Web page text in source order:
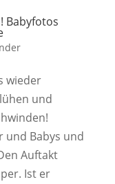
Babyfotos
wieder
und
und Babys und
Auftakt
Ist er